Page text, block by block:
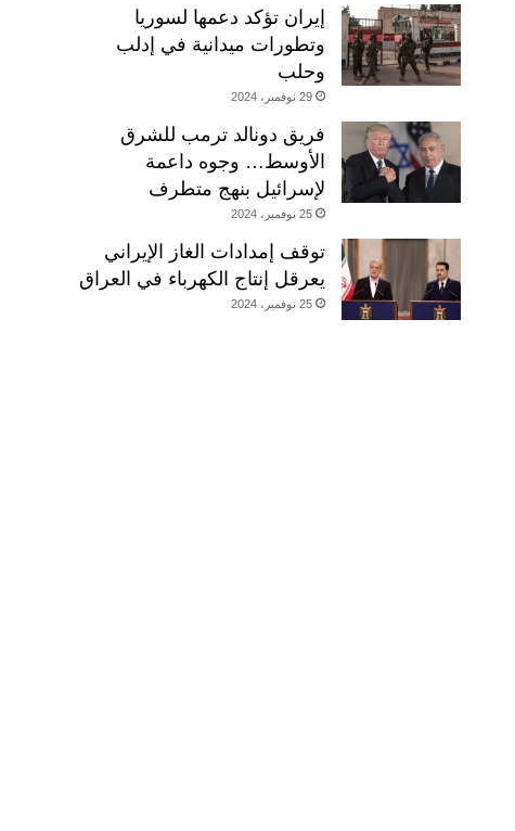
إيران تؤكد دعمها لسوريا
وتطورات ميدانية في إدلب
وحلب
29 نوفمبر، 2024
فريق دونالد ترمب للشرق
الأوسط… وجوه داعمة
لإسرائيل بنهج متطرف
25 نوفمبر، 2024
توقف إمدادات الغاز الإيراني
يعرقل إنتاج الكهرباء في العراق
25 نوفمبر، 2024